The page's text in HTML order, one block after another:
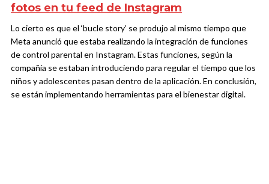
fotos en tu feed de Instagram
Lo cierto es que el ‘bucle story’ se produjo al mismo tiempo que
Meta anunció que estaba realizando la integración de funciones
de control parental en Instagram. Estas funciones, según la
compañía se estaban introduciendo para regular el tiempo que los
niños y adolescentes pasan dentro de la aplicación. En conclusión,
se están implementando herramientas para el bienestar digital.